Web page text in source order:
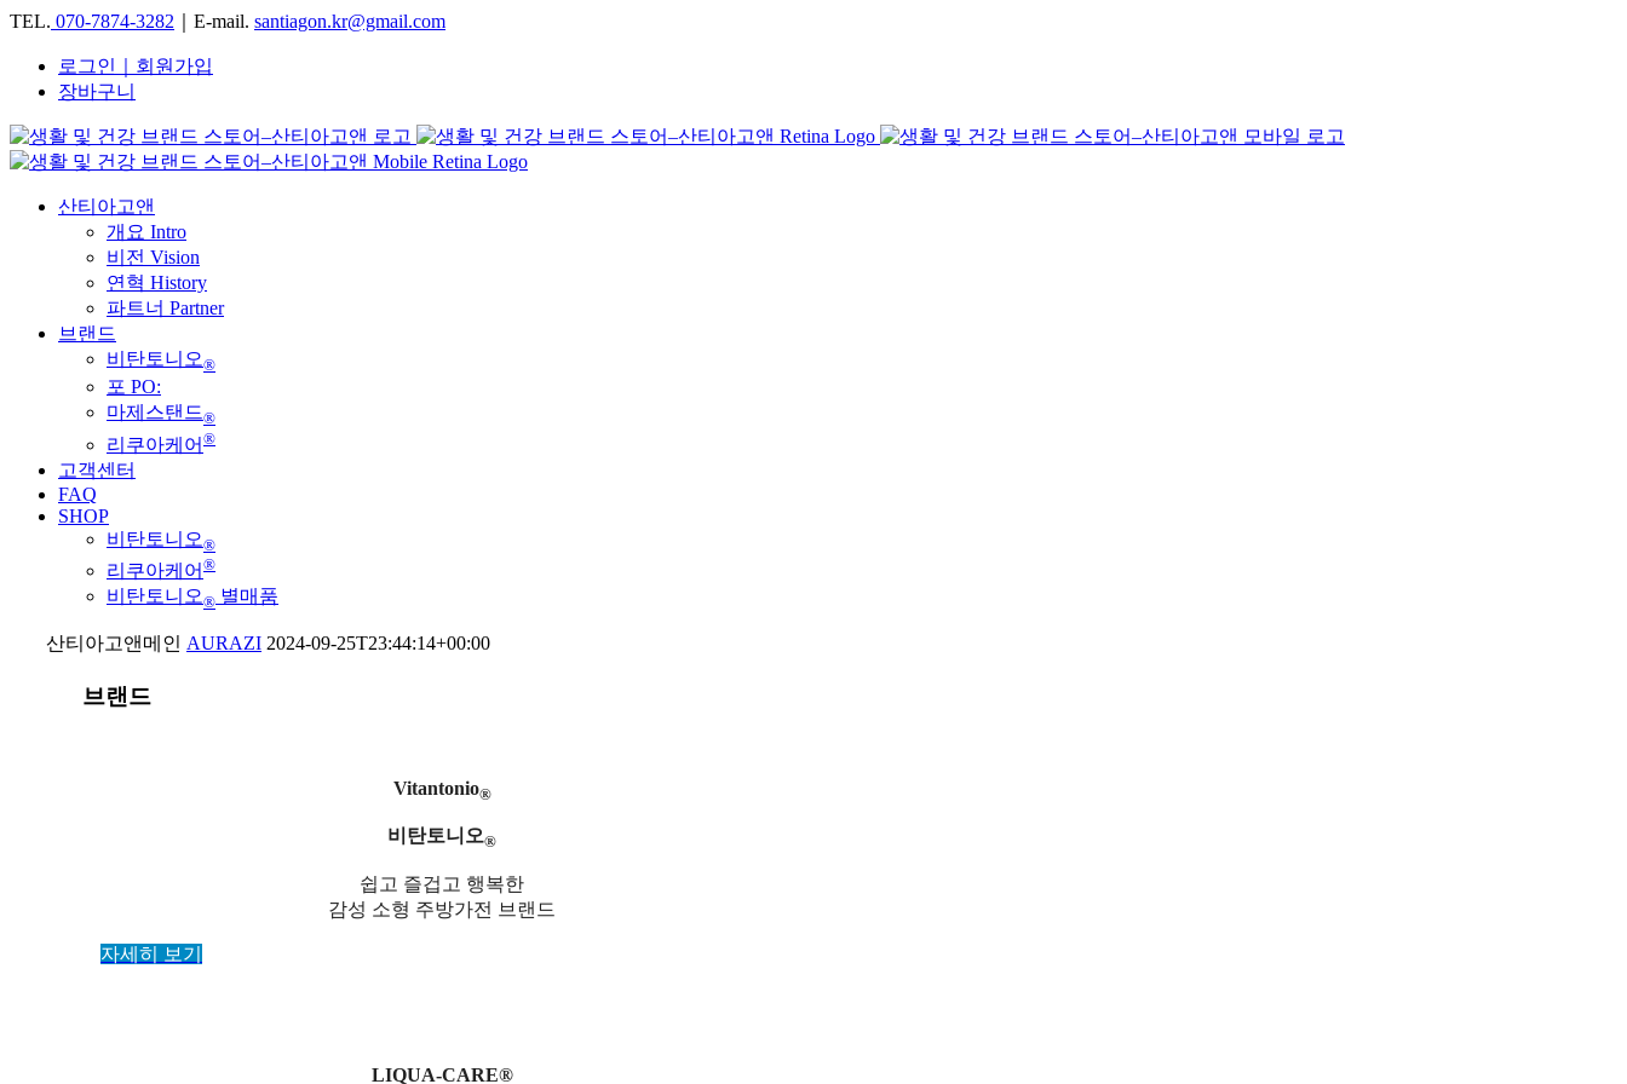
TEL. 070-7874-3282 ｜E-mail. santiagon.kr@gmail.com
로그인｜회원가입
장바구니
산티아고앤
개요 Intro
비전 Vision
연혁 History
파트너 Partner
브랜드
비탄토니오®
포 PO:
마제스탠드®
리쿠아케어 ®
고객센터
FAQ
SHOP
비탄토니오®
리쿠아케어 ®
비탄토니오® 별매품
산티아고앤메인 AURAZI 2024-09-25T23:44:14+00:00
브랜드
Vitantonio®
비탄토니오®
쉽고 즐겁고 행복한
감성 소형 주방가전 브랜드
자세히 보기
LIQUA-CARE®